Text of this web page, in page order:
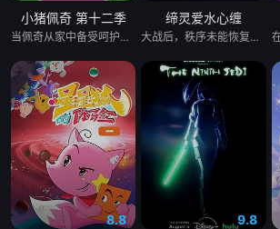
小猪佩奇 第十二季
当佩奇从家中备受呵护的"小妹妹"一跃成为肩负责任的"大姐姐"，而乔治从集万千宠爱于一身的"小弟弟"转变为需中间的孩子时，他们的世界发生了微妙而深刻的变化，他们的生活也迎来的新的变化和挑战。这种角色转换带来的情感涟漪，远比表面看到的更为复杂。这些矛盾心理的刻画，精准捕捉了多子女家庭中常见的"情感过山车"现象。喜悦、兴奋和困惑--也正是许多孩子在家庭中迎来新成员时的真实写照。佩奇和乔治的故事不仅展现了孩子们如何适应新的家庭角色，也反映了他们在成长过程中学会分享、理解和包容的心路历程。通过他们的经历，还原了儿童心理发展的真实性，更暗含了家庭系统理论中"角色再平衡"的智慧。观众可以看到家庭成员之间的爱与支持如何帮助孩子们克服情感上的波动...
缔灵爱水心缠
大战后，秩序未能恢复，世界陷入混乱。混沌从深渊崛起，黑暗如潮水般吞噬大地……缔默完成了命运的蜕变——她不再是被守护的少女，而是手持万灵缔杖的“万灵神女”，以温柔而坚定的力量守护人间与仙境。水帝亦执掌水汐神剑与她并肩而立。二人为寻得封印混沌之法，远赴永恒之城罗马，混沌却已将失去仙力的冰帝和颜狐拖入深渊……千钧一发之际，神秘的塔罗使者出现……另一边，船王因放弃新生而滞留渡灵界，反噬渐重。渡公主为救船王，引诱灵帝坠入渡魂界，偶遇在寒冰牢笼中的仙子，意外在生死冒险中逐步探明混沌的致命弱点……众人能否合力封印混沌，黑暗能否被彻底驱散？爱与信念，能否书写新的神话？
8.8
9.8